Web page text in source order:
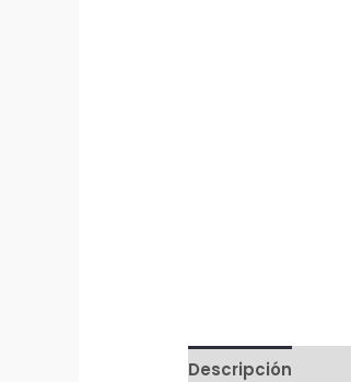
Descripción